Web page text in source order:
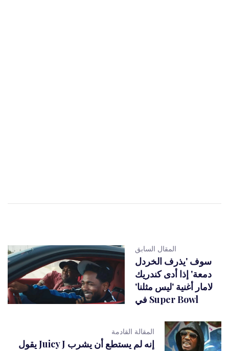
المقال السابق
سوف 'يذرف الخردل
دمعة' إذا أدى كندريك
لامار أغنية 'ليس مثلنا'
في Super Bowl
المقالة القادمة
يقول Juicy J إنه لم يستطع أن يشرب